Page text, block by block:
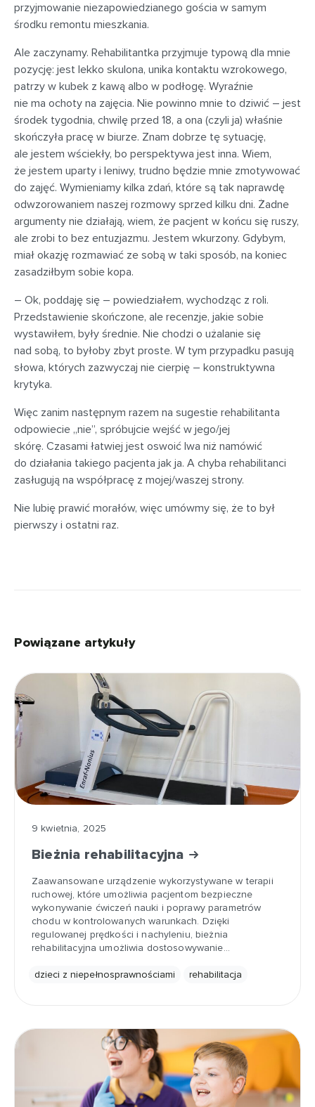
przyjmowanie niezapowiedzianego gościa w samym
środku remontu mieszkania.
Ale zaczynamy. Rehabilitantka przyjmuje typową dla mnie
pozycję: jest lekko skulona, unika kontaktu wzrokowego,
patrzy w kubek z kawą albo w podłogę. Wyraźnie
nie ma ochoty na zajęcia. Nie powinno mnie to dziwić – jest
środek tygodnia, chwilę przed 18, a ona (czyli ja) właśnie
skończyła pracę w biurze. Znam dobrze tę sytuację,
ale jestem wściekły, bo perspektywa jest inna. Wiem,
że jestem uparty i leniwy, trudno będzie mnie zmotywować
do zajęć. Wymieniamy kilka zdań, które są tak naprawdę
odwzorowaniem naszej rozmowy sprzed kilku dni. Żadne
argumenty nie działają, wiem, że pacjent w końcu się ruszy,
ale zrobi to bez entuzjazmu. Jestem wkurzony. Gdybym,
miał okazję rozmawiać ze sobą w taki sposób, na koniec
zasadziłbym sobie kopa.
– Ok, poddaję się – powiedziałem, wychodząc z roli.
Przedstawienie skończone, ale recenzje, jakie sobie
wystawiłem, były średnie. Nie chodzi o użalanie się
nad sobą, to byłoby zbyt proste. W tym przypadku pasują
słowa, których zazwyczaj nie cierpię – konstruktywna
krytyka.
Więc zanim następnym razem na sugestie rehabilitanta
odpowiecie „nie”, spróbujcie wejść w jego/jej
skórę. Czasami łatwiej jest oswoić lwa niż namówić
do działania takiego pacjenta jak ja. A chyba rehabilitanci
zasługują na współpracę z mojej/waszej strony.
Nie lubię prawić morałów, więc umówmy się, że to był
pierwszy i ostatni raz.
Powiązane artykuły
9 kwietnia, 2025
Bieżnia rehabilitacyjna
Zaawansowane urządzenie wykorzystywane w terapii
ruchowej, które umożliwia pacjentom bezpieczne
wykonywanie ćwiczeń nauki i poprawy parametrów
chodu w kontrolowanych warunkach. Dzięki
regulowanej prędkości i nachyleniu, bieżnia
rehabilitacyjna umożliwia dostosowywanie…
dzieci z niepełnosprawnościami rehabilitacja